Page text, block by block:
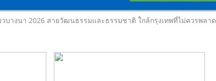
วบางนา 2026 สายวัฒนธรรมและธรรมชาติ ใกล้กรุงเทพที่ไม่ควรพลาด